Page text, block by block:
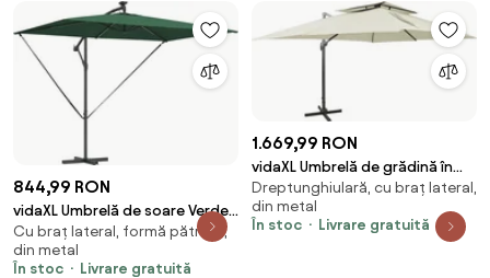
844,99 RON
vidaXL Umbrelă de soare Verde
294 x 200 x 270 cm Poliester și
Aluminiu
Cu braț lateral, formă pătrată,
din metal
În stoc
Livrare gratuită
1.669,99 RON
vidaXL Umbrelă de grădină în
consolă cu blat dublu, culoare
nisip, 400x300 cm
Dreptunghiulară, cu braț lateral,
din metal
În stoc
Livrare gratuită